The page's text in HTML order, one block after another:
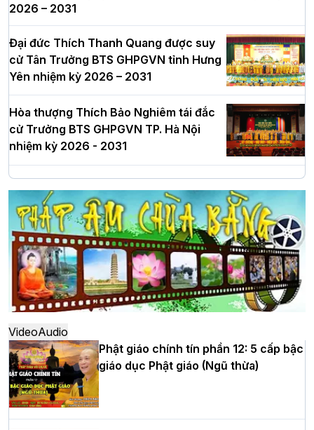
2026 – 2031
Đại đức Thích Thanh Quang được suy
cử Tân Trưởng BTS GHPGVN tỉnh Hưng
Yên nhiệm kỳ 2026 – 2031
Hòa thượng Thích Bảo Nghiêm tái đắc
cử Trưởng BTS GHPGVN TP. Hà Nội
nhiệm kỳ 2026 - 2031
Hà Nội: Long trọng lễ khởi công xây
dựng Trung tâm văn hóa Phật giáo Thủ
đô
Hà Nội: Ngày tu học cuối cùng khép lại
khóa sinh hoạt Phật pháp mùa hè lần
thứ XIV tại chùa Bằng
Học yêu thương trong ngày tu tập thứ
tư của Khóa sinh hoạt Phật pháp mùa
hè tại chùa Bằng
VideoAudio
Phật giáo chính tín phần 12: 5 cấp bậc
giáo dục Phật giáo (Ngũ thừa)